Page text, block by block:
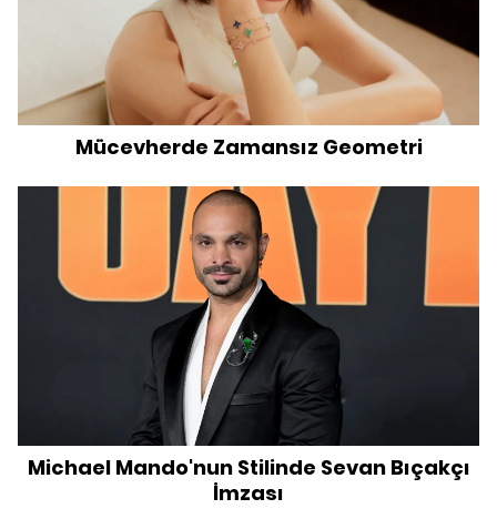
Mücevherde Zamansız Geometri
Michael Mando'nun Stilinde Sevan Bıçakçı
İmzası